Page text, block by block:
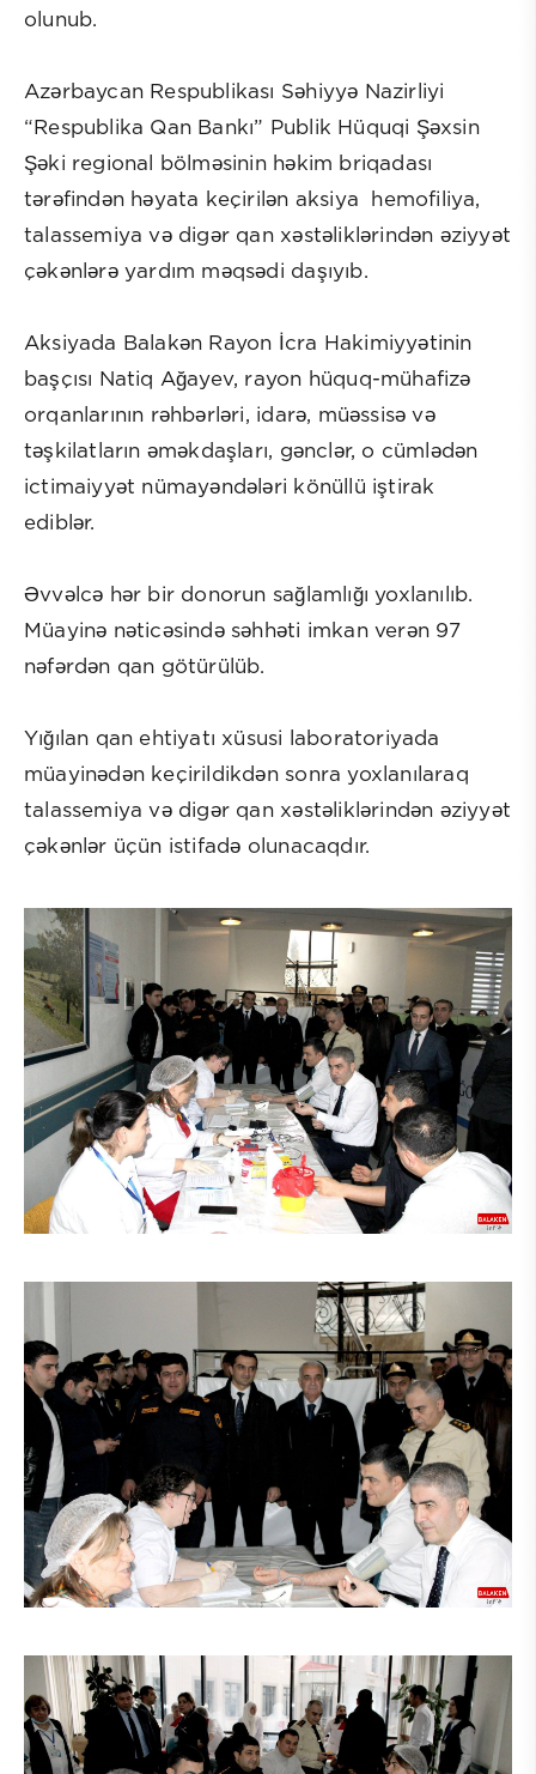
olunub.
Azərbaycan Respublikası Səhiyyə Nazirliyi
“Respublika Qan Bankı” Publik Hüquqi Şəxsin
Şəki regional bölməsinin həkim briqadası
tərəfindən həyata keçirilən aksiya hemofiliya,
talassemiya və digər qan xəstəliklərindən əziyyət
çəkənlərə yardım məqsədi daşıyıb.
Aksiyada Balakən Rayon İcra Hakimiyyətinin
başçısı Natiq Ağayev, rayon hüquq-mühafizə
orqanlarının rəhbərləri, idarə, müəssisə və
təşkilatların əməkdaşları, gənclər, o cümlədən
ictimaiyyət nümayəndələri könüllü iştirak
ediblər.
Əvvəlcə hər bir donorun sağlamlığı yoxlanılıb.
Müayinə nəticəsində səhhəti imkan verən 97
nəfərdən qan götürülüb.
Yığılan qan ehtiyatı xüsusi laboratoriyada
müayinədən keçirildikdən sonra yoxlanılaraq
talassemiya və digər qan xəstəliklərindən əziyyət
çəkənlər üçün istifadə olunacaqdır.